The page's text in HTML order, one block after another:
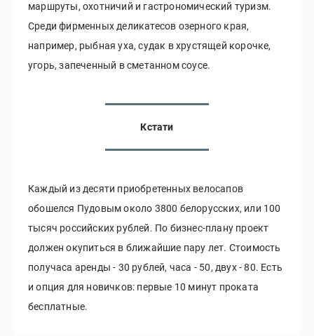
маршруты, охотничий и гастрономический туризм.
Среди фирменных деликатесов озерного края,
например, рыбная уха, судак в хрустящей корочке,
угорь, запеченный в сметанном соусе.
Кстати
Каждый из десяти приобретенных велосапов
обошелся Пудовым около 3800 белорусских, или 100
тысяч российских рублей. По бизнес-плану проект
должен окупиться в ближайшие пару лет. Стоимость
получаса аренды - 30 рублей, часа - 50, двух - 80. Есть
и опция для новичков: первые 10 минут проката
бесплатные.